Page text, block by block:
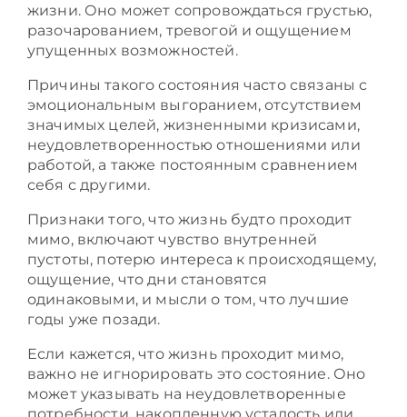
жизни. Оно может сопровождаться грустью,
разочарованием, тревогой и ощущением
упущенных возможностей.
Причины такого состояния часто связаны с
эмоциональным выгоранием, отсутствием
значимых целей, жизненными кризисами,
неудовлетворенностью отношениями или
работой, а также постоянным сравнением
себя с другими.
Признаки того, что жизнь будто проходит
мимо, включают чувство внутренней
пустоты, потерю интереса к происходящему,
ощущение, что дни становятся
одинаковыми, и мысли о том, что лучшие
годы уже позади.
Если кажется, что жизнь проходит мимо,
важно не игнорировать это состояние. Оно
может указывать на неудовлетворенные